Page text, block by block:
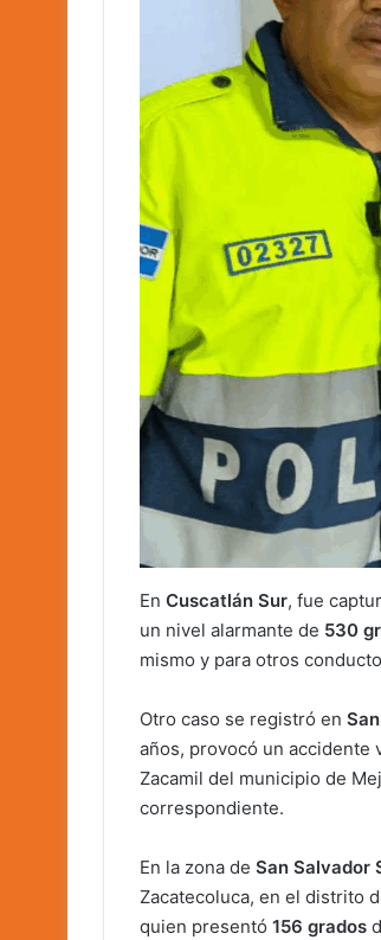
En Cuscatlán Sur, fue
un nivel alarmante de 530
mismo y para otros
Otro caso se registró en
años, provocó un accidente
Zacamil del municipio de
correspondiente.
En la zona de San Salvador
Zacatecoluca, en el distrito
quien presentó 156 grados